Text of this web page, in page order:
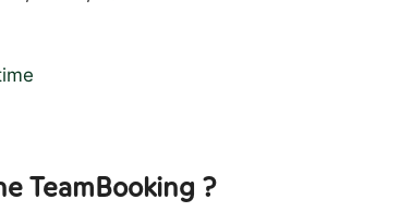
TeamBooking ?